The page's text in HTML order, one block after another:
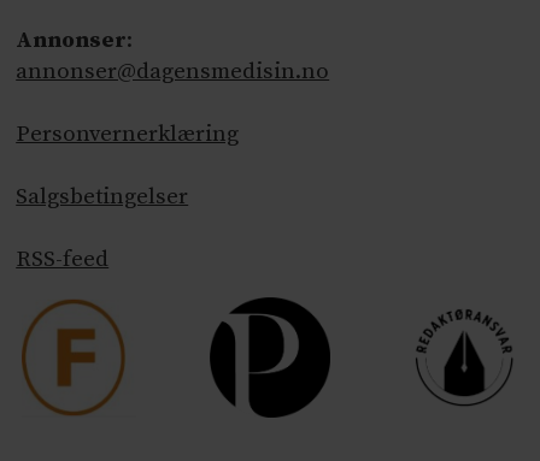
Annonser:
annonser@dagensmedisin.no
Personvernerklæring
Salgsbetingelser
RSS-feed